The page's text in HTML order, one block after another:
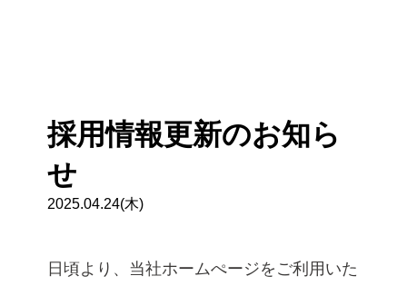
採用情報更新のお知ら
せ
2025.04.24(木)
日頃より、当社ホームぺージをご利用いた